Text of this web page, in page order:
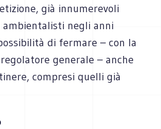
già innumerevoli
negli anni
di fermare – con la
generale – anche
compresi quelli già